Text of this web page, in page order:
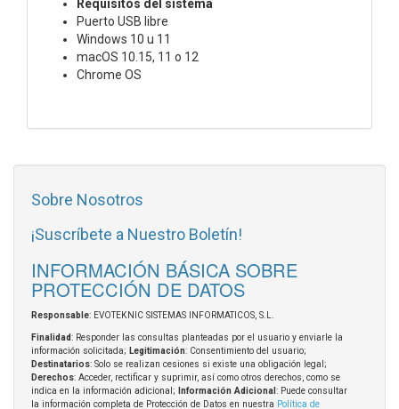
Requisitos del sistema
Puerto USB libre
Windows 10 u 11
macOS 10.15, 11 o 12
Chrome OS
Sobre Nosotros
¡Suscríbete a Nuestro Boletín!
INFORMACIÓN BÁSICA SOBRE
PROTECCIÓN DE DATOS
Responsable: EVOTEKNIC SISTEMAS INFORMATICOS, S.L.
Finalidad: Responder las consultas planteadas por el usuario y enviarle la
información solicitada; Legitimación: Consentimiento del usuario;
Destinatarios: Solo se realizan cesiones si existe una obligación legal;
Derechos: Acceder, rectificar y suprimir, así como otros derechos, como se
indica en la información adicional;
Información Adicional : Puede consultar
la información completa de Protección de Datos en nuestra Política de